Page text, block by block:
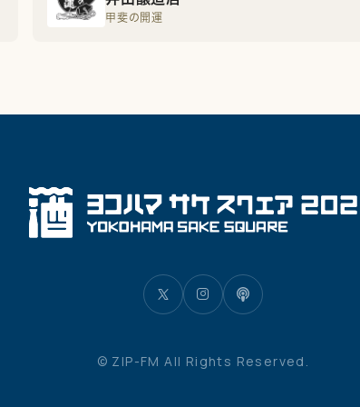
甲斐の開運
© ZIP-FM All Rights Reserved.